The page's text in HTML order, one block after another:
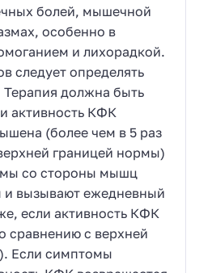
болей, мышечной
особенно в
и лихорадкой.
следует определять
должна быть
активность КФК
(более чем в 5 раз
границей нормы)
со стороны мышц
вызывают ежедневный
если активность КФК
сравнению с верхней
Если симптомы